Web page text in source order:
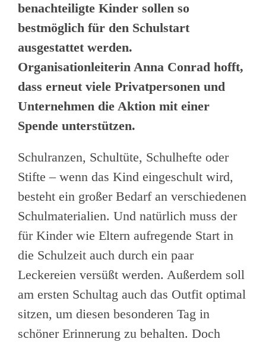
benachteiligte Kinder sollen so
bestmöglich für den Schulstart
ausgestattet werden.
Organisationleiterin Anna Conrad hofft,
dass erneut viele Privatpersonen und
Unternehmen die Aktion mit einer
Spende unterstützen.
Schulranzen, Schultüte, Schulhefte oder
Stifte – wenn das Kind eingeschult wird,
besteht ein großer Bedarf an verschiedenen
Schulmaterialien. Und natürlich muss der
für Kinder wie Eltern aufregende Start in
die Schulzeit auch durch ein paar
Leckereien versüßt werden. Außerdem soll
am ersten Schultag auch das Outfit optimal
sitzen, um diesen besonderen Tag in
schöner Erinnerung zu behalten. Doch